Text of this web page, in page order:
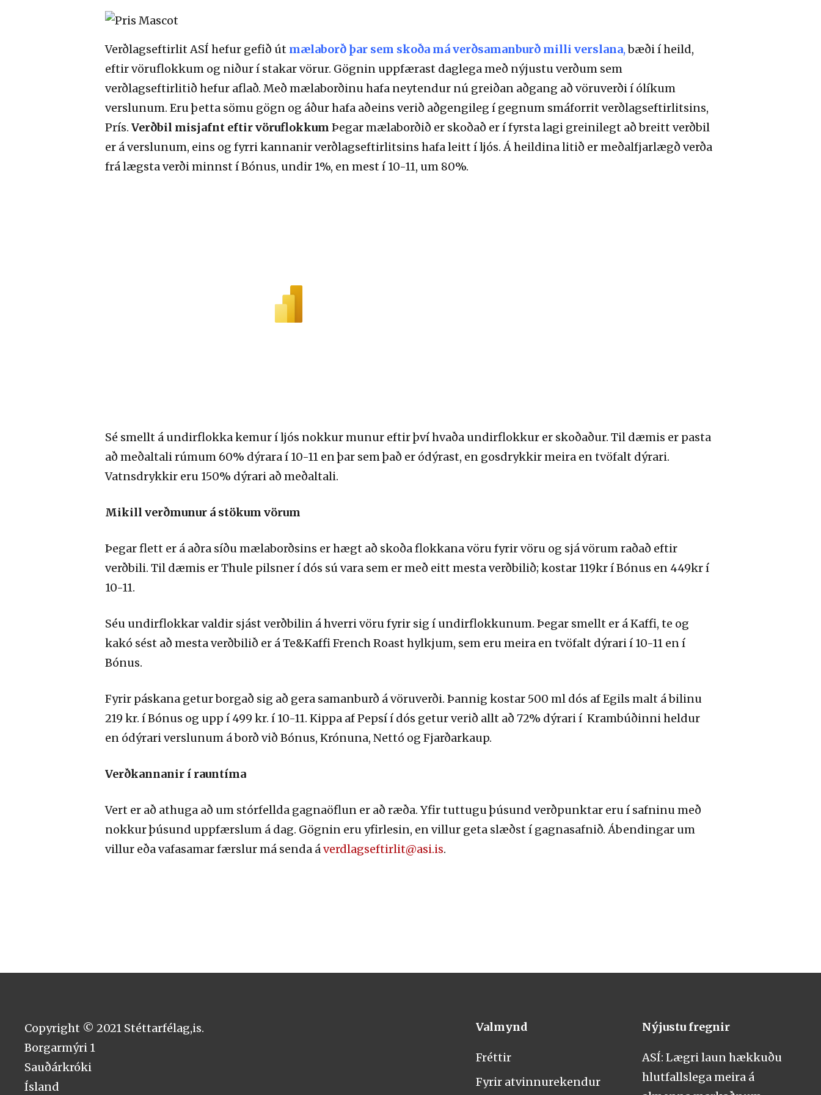
Verðlagseftirlit ASÍ hefur gefið út mælaborð þar sem skoða má verðsamanburð milli verslana,bæði í heild,
eftir vöruflokkum og niður í stakar vörur. Gögnin uppfærast daglega með nýjustu verðum sem
verðlagseftirlitið hefur aflað. Með mælaborðinu hafa neytendur nú greiðan aðgang að vöruverði í ólíkum
verslunum. Eru þetta sömu gögn og áður hafa aðeins verið aðgengileg í gegnum smáforrit verðlagseftirlitsins,
Prís. Verðbil misjafnt eftir vöruflokkum Þegar mælaborðið er skoðað er í fyrsta lagi greinilegt að breitt verðbil
er á verslunum, eins og fyrri kannanir verðlagseftirlitsins hafa leitt í ljós. Á heildina litið er meðalfjarlægð verða
frá lægsta verði minnst í Bónus, undir 1%, en mest í 10-11, um 80%.
Sé smellt á undirflokka kemur í ljós nokkur munur eftir því hvaða undirflokkur er skoðaður. Til dæmis er pasta
að meðaltali rúmum 60% dýrara í 10-11 en þar sem það er ódýrast, en gosdrykkir meira en tvöfalt dýrari.
Vatnsdrykkir eru 150% dýrari að meðaltali.
Mikill verðmunur á stökum vörum
Þegar flett er á aðra síðu mælaborðsins er hægt að skoða flokkana vöru fyrir vöru og sjá vörum raðað eftir
verðbili. Til dæmis er Thule pilsner í dós sú vara sem er með eitt mesta verðbilið; kostar 119kr í Bónus en 449kr í
10-11.
Séu undirflokkar valdir sjást verðbilin á hverri vöru fyrir sig í undirflokkunum. Þegar smellt er á Kaffi, te og
kakó sést að mesta verðbilið er á Te&Kaffi French Roast hylkjum, sem eru meira en tvöfalt dýrari í 10-11 en í
Bónus.
Fyrir páskana getur borgað sig að gera samanburð á vöruverði. Þannig kostar 500 ml dós af Egils malt á bilinu
219 kr. í Bónus og upp í 499 kr. í 10-11. Kippa af Pepsí í dós getur verið allt að 72% dýrari í Krambúðinni heldur
en ódýrari verslunum á borð við Bónus, Krónuna, Nettó og Fjarðarkaup.
Verðkannanir í rauntíma
Vert er að athuga að um stórfellda gagnaöflun er að ræða. Yfir tuttugu þúsund verðpunktar eru í safninu með
nokkur þúsund uppfærslum á dag. Gögnin eru yfirlesin, en villur geta slæðst í gagnasafnið. Ábendingar um
villur eða vafasamar færslur má senda á verdlagseftirlit@asi.is.
Copyright © 2021 Stéttarfélag,is.
Borgarmýri 1
Sauðárkróki
Ísland
Valmynd
Fréttir
Fyrir atvinnurekendur
Nýjustu fregnir
ASÍ: Lægri laun hækkuðu
hlutfallslega meira á